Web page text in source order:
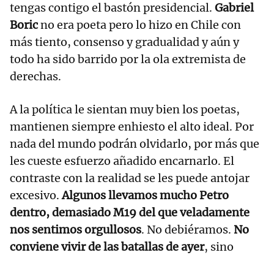
tengas contigo el bastón presidencial. Gabriel
Boricno era poeta pero lo hizo en Chile con
más tiento, consenso y gradualidad y aún y
todo ha sido barrido por la ola extremista de
derechas.
A la política le sientan muy bien los poetas,
mantienen siempre enhiesto el alto ideal. Por
nada del mundo podrán olvidarlo, por más que
les cueste esfuerzo añadido encarnarlo. El
contraste con la realidad se les puede antojar
excesivo.Algunos llevamos mucho Petro
dentro, demasiado M19 del que veladamente
nos sentimos orgullosos. No debiéramos. No
conviene vivir de las batallas de ayer, sino